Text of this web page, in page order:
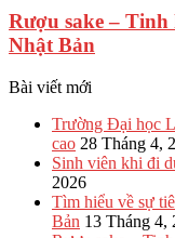
Rượu sake –
Nhật Bản
Bài viết mới
Trường Đại học
cao 28 Tháng 4,
Sinh viên khi đi
2026
Tìm hiểu về sự
Bản 13 Tháng 4,